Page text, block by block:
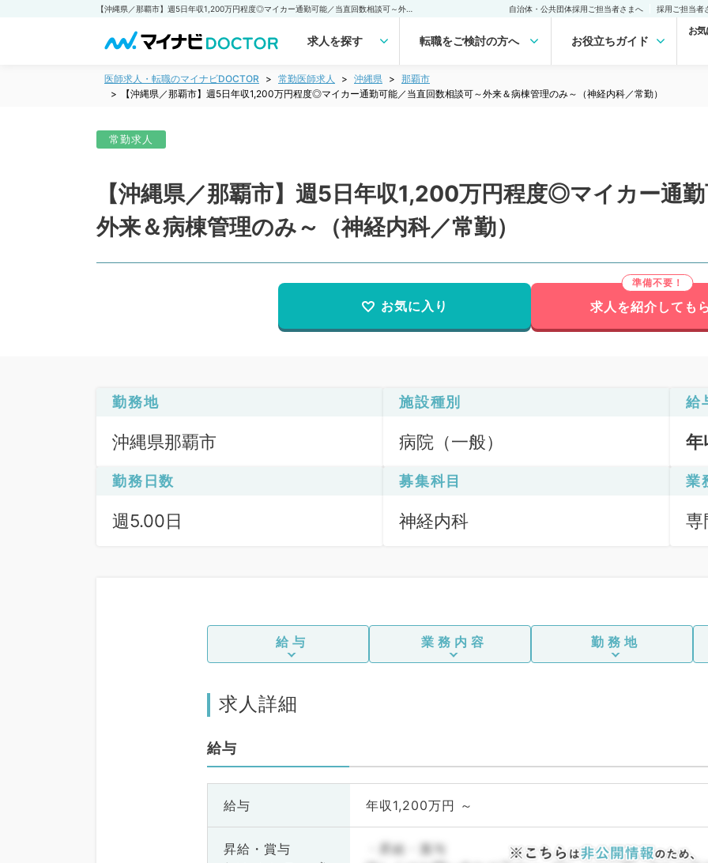
自治体・公共団体採用ご担当者さまへ 採用ご担当者
求人を探す 転職をご検討の方へ お役立ちガイド
お
医師求人・転職のマイナビDOCTOR 常勤医師求人 沖縄県
那覇市
【沖縄県／那覇市】週5日年収1,200万円程度◎マイカー通勤可能／当直回数相談可～外来＆病棟管理のみ～（神経内科／常勤）
常勤求人
【沖縄県／那覇市】週5日年収1,200万円程度◎マイカー通
外来＆病棟管理のみ～（神経内科／常勤）
お気に入り 求人を紹介しても
勤務地
沖縄県那覇市
施設種別
病院（一般）
給
年
勤務日数
週5.00日
募集科目
神経内科
業
専
給与 業務内容 勤務地
求人詳細
給与
給与 年収1,200万円 ～
昇給・賞与
・昇給・賞与